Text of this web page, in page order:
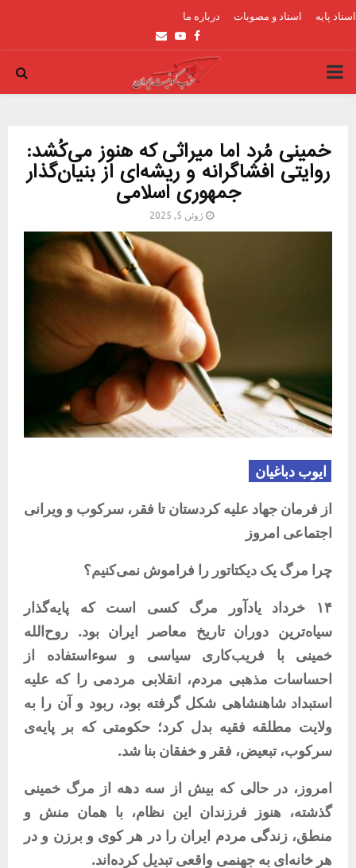
اسناد پایه اسناد و مصوبات درباره ما
Facebook
Youtube
Email
PRIMARY
خمینی مُرد اما میراثی که هنوز می‌کُشد:
روایتی افشاگرانه و ریشەای از بنیان‌گذار
جمهوری اسلامی
ژوئن 5, 2025
ایوب دباغیان
از فرمان جهاد علیه کردستان تا فقر، سرکوب و ویرانی
اجتماعی امروز
چرا مرگ یک دیکتاتور را فراموش نمی‌کنیم؟
۱۴ خرداد یادآور مرگ کسی‌ است که
پایه‌گذار
سیاه‌ترین
دوران تاریخ معاصر ایران بود. روح‌الله
خمینی
با فریب‌کاری سیاسی و سوءاستفاده
از
احساسات مذهبی مردم، انقلابی مردمی را که علیه
استبداد شاهنشاهی شکل گرفته بود، ربود و آن را به
ولایت مطلقه فقیه بدل کرد؛ حکومتی که بر
پایه‌ی
سرکوب، تبعیض، فقر و خفقان بنا شد.
امروز، در حالی که بیش از سه دهه از مرگ خمینی
گذشته،
هنوز فرزندان این نظام، با همان منش و
منطق، زندگی مردم ایران را در هر کوی و برزن و در
هر خانه‌ای به جهنمی واقعی تبدیل کرده‌اند.